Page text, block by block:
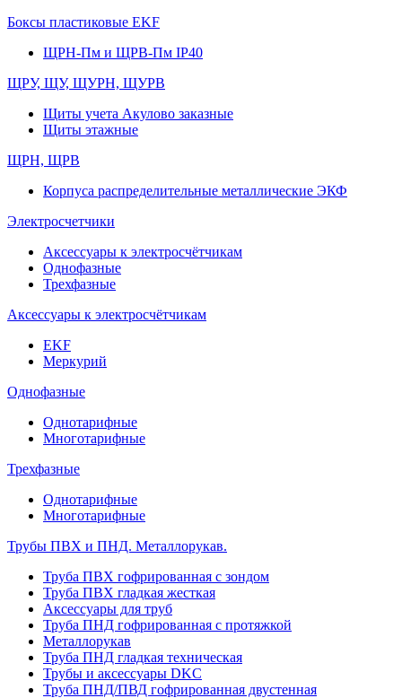
Боксы пластиковые EKF
ЩРН-Пм и ЩРВ-Пм IP40
ЩРУ, ЩУ, ЩУРН, ЩУРВ
Щиты учета Акулово заказные
Щиты этажные
ЩРН, ЩРВ
Корпуса распределительные металлические ЭКФ
Электросчетчики
Аксессуары к электросчётчикам
Однофазные
Трехфазные
Аксессуары к электросчётчикам
EKF
Меркурий
Однофазные
Однотарифные
Многотарифные
Трехфазные
Однотарифные
Многотарифные
Трубы ПВХ и ПНД. Металлорукав.
Труба ПВХ гофрированная с зондом
Труба ПВХ гладкая жесткая
Аксессуары для труб
Труба ПНД гофрированная с протяжкой
Металлорукав
Труба ПНД гладкая техническая
Трубы и аксессуары DKC
Труба ПНД/ПВД гофрированная двустенная